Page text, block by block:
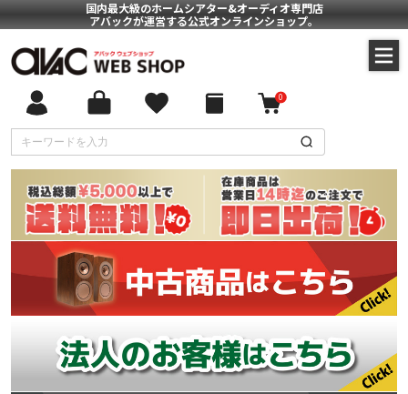
国内最大級のホームシアター&オーディオ専門店
アバックが運営する公式オンラインショップ。
0